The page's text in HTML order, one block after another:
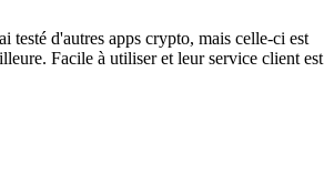
testé d'autres apps crypto, mais celle-ci est
Facile à utiliser et leur service client est